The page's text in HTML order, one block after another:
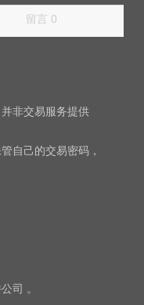
留言 0
非交易服务提供
自己的交易密码，
司 。